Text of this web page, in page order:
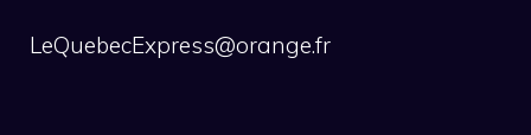
LeQuebecExpress@orange.fr